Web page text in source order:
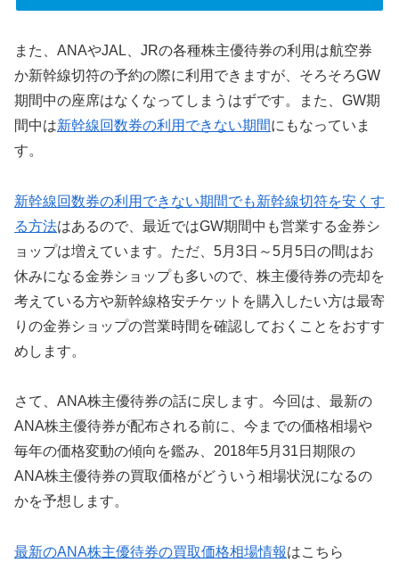
また、ANAやJAL、JRの各種株主優待券の利用は航空券
か新幹線切符の予約の際に利用できますが、そろそろGW
期間中の座席はなくなってしまうはずです。また、GW期
間中は新幹線回数券の利用できない期間にもなっていま
す。
新幹線回数券の利用できない期間でも新幹線切符を安くす
る方法はあるので、最近ではGW期間中も営業する金券シ
ョップは増えています。ただ、5月3日～5月5日の間はお
休みになる金券ショップも多いので、株主優待券の売却を
考えている方や新幹線格安チケットを購入したい方は最寄
りの金券ショップの営業時間を確認しておくことをおすす
めします。
さて、ANA株主優待券の話に戻します。今回は、最新の
ANA株主優待券が配布される前に、今までの価格相場や
毎年の価格変動の傾向を鑑み、2018年5月31日期限の
ANA株主優待券の買取価格がどういう相場状況になるの
かを予想します。
最新のANA株主優待券の買取価格相場情報はこちら